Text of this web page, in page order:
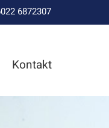
6872307
Kontakt